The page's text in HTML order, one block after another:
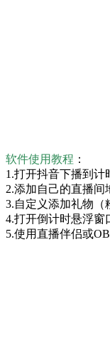
软件使用教程 ：
1.打开抖音下播到计
2.添加自己的直播间
3.自定义添加礼物（
4.打开倒计时悬浮窗
5.使用直播伴侣或